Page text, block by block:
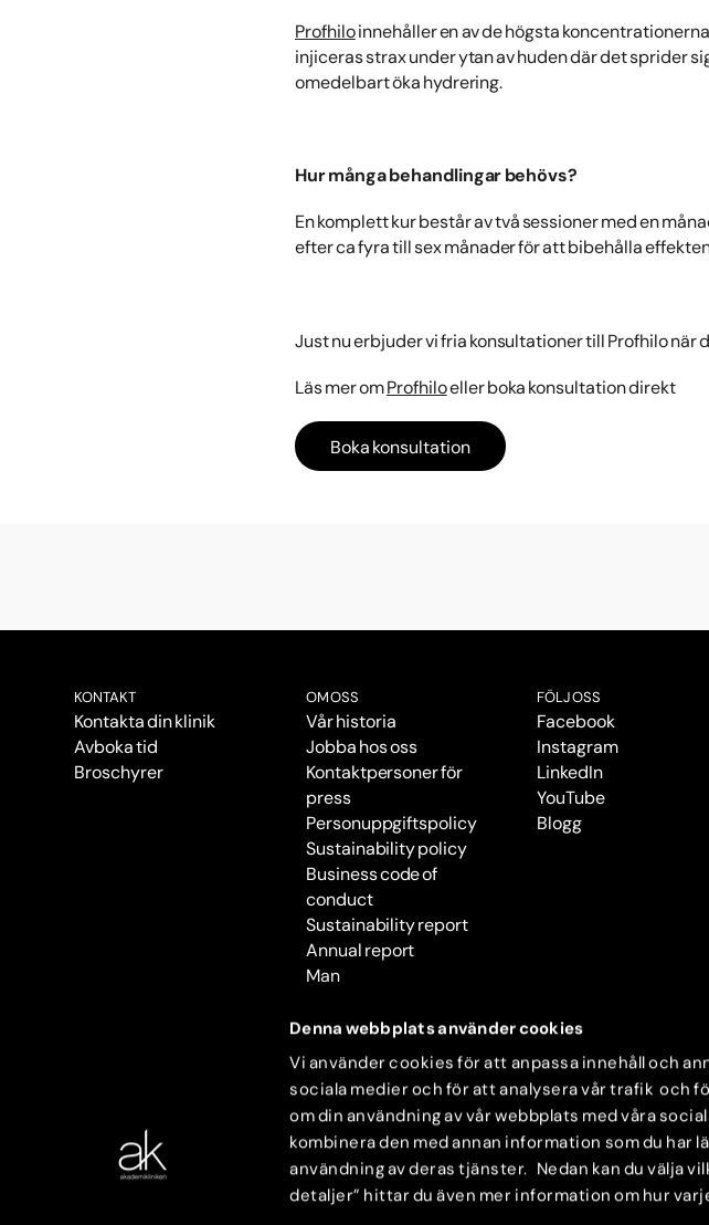
Denna webbplats använder cookies
Vi använder cookies för att anpassa innehåll och
sociala medier och för att analysera vår trafik och
om din användning av vår webbplats med våra
kombinera den med annan information som du har
användning av deras tjänster. Nedan kan du välja
detaljer” hittar du även mer information om hur
Profhiloinnehåller en av de högsta
injiceras strax under ytan av huden där det sprider
omedelbart öka hydrering.
Hur många behandlingar behövs?
En komplett kur består av två sessioner med en
efter ca fyra till sex månader för att bibehålla
Just nu erbjuder vi fria konsultationer till Profhilo när
Läs mer omProfhiloeller boka konsultation direkt
Boka konsultation
KONTAKT
Kontakta din klinik
Avboka tid
Broschyrer
OM OSS
Vår historia
Jobba hos oss
Kontaktpersoner för
press
Personuppgiftspolicy
Sustainability policy
Business code of
conduct
Sustainability report
Annual report
Man
FÖLJ OSS
Facebook
Instagram
LinkedIn
YouTube
Blogg